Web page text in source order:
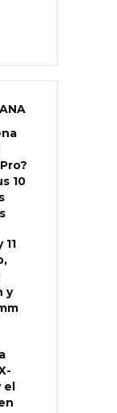
10
y
el